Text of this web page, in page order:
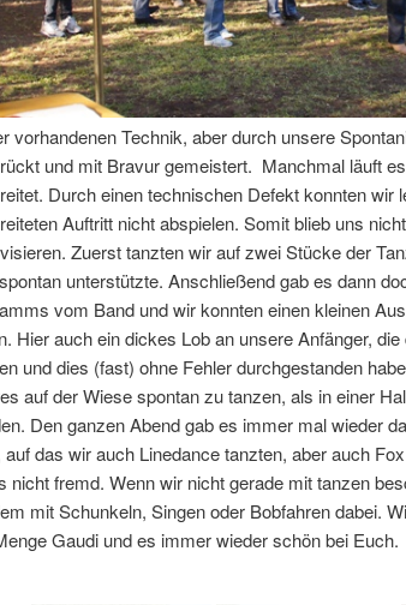
vorhandenen Technik, aber durch unsere
und mit Bravur gemeistert. Manchmal läuft
Durch einen technischen Defekt konnten wir
Auftritt nicht abspielen. Somit blieb uns
Zuerst tanzten wir auf zwei Stücke der
unterstützte. Anschließend gab es dann
vom Band und wir konnten einen kleinen
Hier auch ein dickes Lob an unsere Anfänger, die
und dies (fast) ohne Fehler durchgestanden
auf der Wiese spontan zu tanzen, als in einer
Den ganzen Abend gab es immer mal wieder
auf das wir auch Linedance tanzten, aber auch
nicht fremd. Wenn wir nicht gerade mit tanzen
mit Schunkeln, Singen oder Bobfahren dabei.
Gaudi und es immer wieder schön bei Euch.